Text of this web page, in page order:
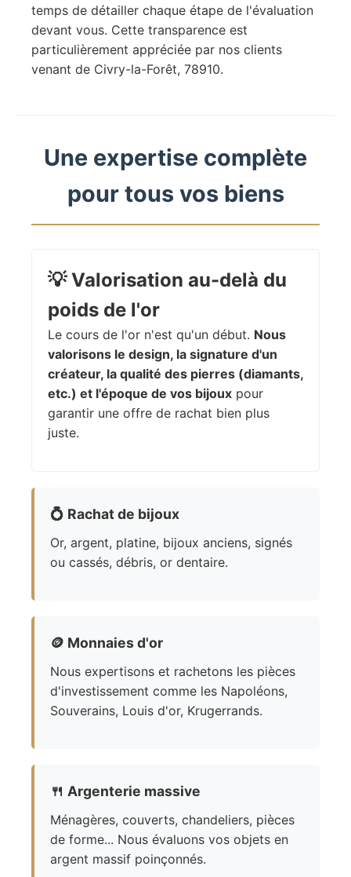
temps de détailler chaque étape de l'évaluation
devant vous. Cette transparence est
particulièrement appréciée par nos clients
venant de Civry-la-Forêt, 78910.
Une expertise complète
pour tous vos biens
💡Valorisation au-delà du
poids de l'or
Le cours de l'or n'est qu'un début. Nous
valorisons le design, la signature d'un
créateur, la qualité des pierres (diamants,
etc.) et l'époque de vos bijoux pour
garantir une offre de rachat bien plus
juste.
💍 Rachat de bijoux
Or, argent, platine, bijoux anciens, signés
ou cassés, débris, or dentaire.
🪙 Monnaies d'or
Nous expertisons et rachetons les pièces
d'investissement comme les Napoléons,
Souverains, Louis d'or, Krugerrands.
🍴 Argenterie massive
Ménagères, couverts, chandeliers, pièces
de forme... Nous évaluons vos objets en
argent massif poinçonnés.